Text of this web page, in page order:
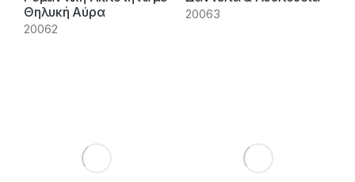
Θηλυκή Αύρα
20062
20063